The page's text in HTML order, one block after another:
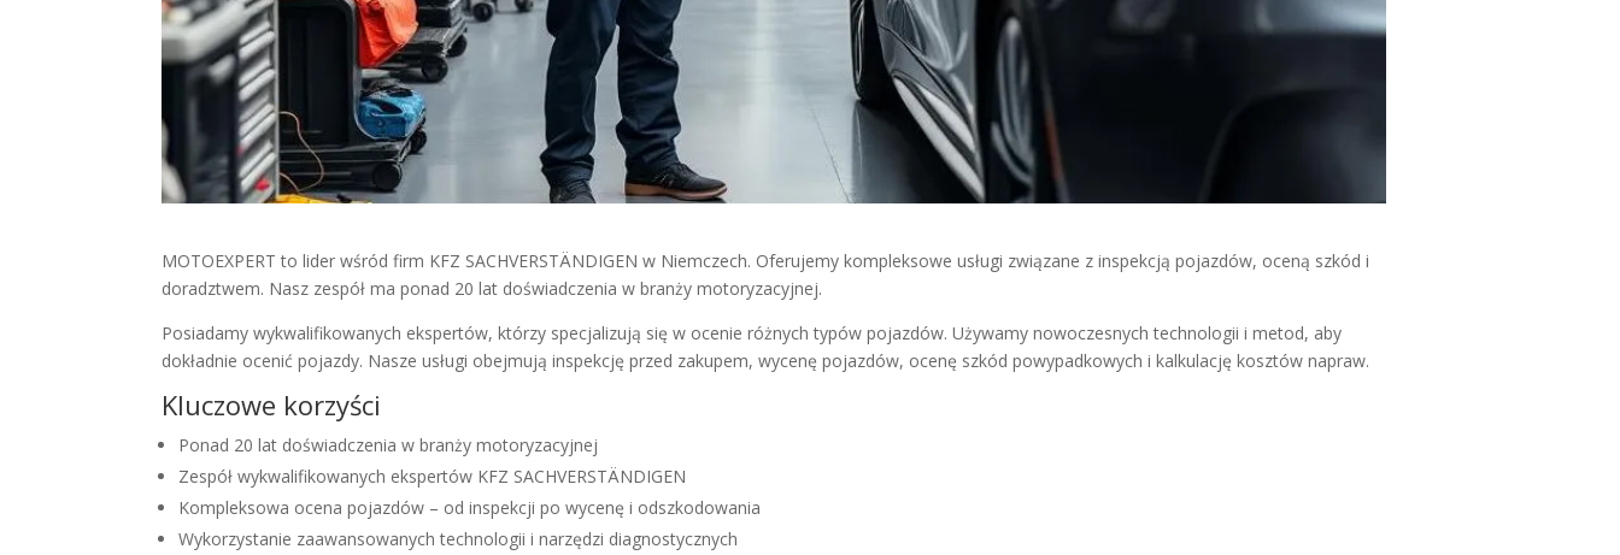
MOTOEXPERT to lider wśród firm KFZ SACHVERSTÄNDIGEN w Niemczech. Oferujemy kompleksowe usługi związane z inspekcją pojazdów, oceną szkód i
doradztwem. Nasz zespół ma ponad 20 lat doświadczenia w branży motoryzacyjnej.
Posiadamy wykwalifikowanych ekspertów, którzy specjalizują się w ocenie różnych typów pojazdów. Używamy nowoczesnych technologii i metod, aby
dokładnie ocenić pojazdy. Nasze usługi obejmują inspekcję przed zakupem, wycenę pojazdów, ocenę szkód powypadkowych i kalkulację kosztów napraw.
Kluczowe korzyści
Ponad 20 lat doświadczenia w branży motoryzacyjnej
Zespół wykwalifikowanych ekspertów KFZ SACHVERSTÄNDIGEN
Kompleksowa ocena pojazdów – od inspekcji po wycenę i odszkodowania
Wykorzystanie zaawansowanych technologii i narzędzi diagnostycznych